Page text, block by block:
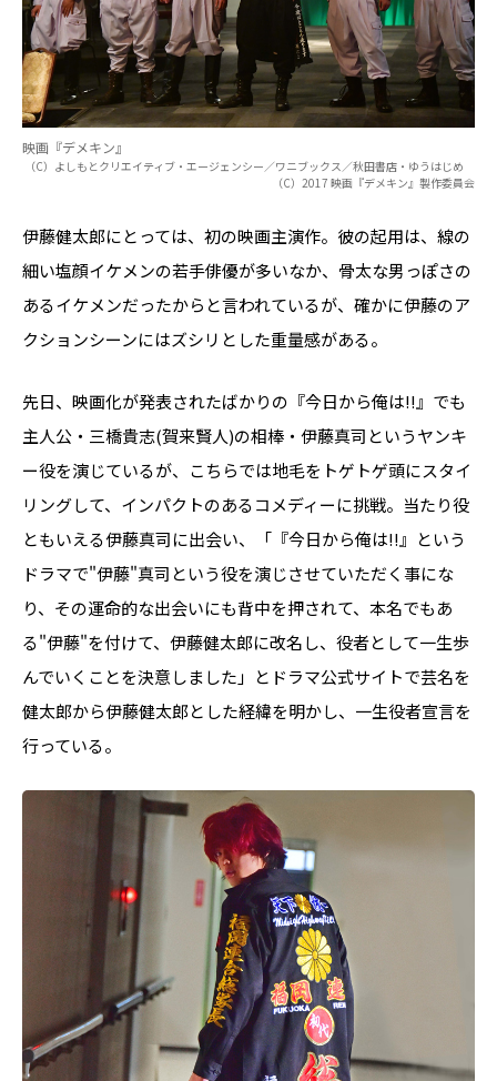
映画『デメキン』
（C）よしもとクリエイティブ・エージェンシー／ワニブックス／秋田書店・ゆうはじめ
（C）2017 映画『デメキン』製作委員会
伊藤健太郎にとっては、初の映画主演作。彼の起用は、線の
細い塩顔イケメンの若手俳優が多いなか、骨太な男っぽさの
あるイケメンだったからと言われているが、確かに伊藤のア
クションシーンにはズシリとした重量感がある。
先日、映画化が発表されたばかりの『今日から俺は!!』でも
主人公・三橋貴志(賀来賢人)の相棒・伊藤真司というヤンキ
ー役を演じているが、こちらでは地毛をトゲトゲ頭にスタイ
リングして、インパクトのあるコメディーに挑戦。当たり役
ともいえる伊藤真司に出会い、「『今日から俺は!!』という
ドラマで"伊藤"真司という役を演じさせていただく事にな
り、その運命的な出会いにも背中を押されて、本名でもあ
る"伊藤"を付けて、伊藤健太郎に改名し、役者として一生歩
んでいくことを決意しました」とドラマ公式サイトで芸名を
健太郎から伊藤健太郎とした経緯を明かし、一生役者宣言を
行っている。